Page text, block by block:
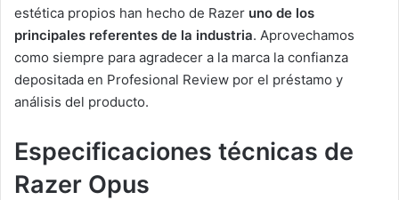
estética propios han hecho de Razer uno de los
principales referentes de la industria. Aprovechamos
como siempre para agradecer a la marca la confianza
depositada en Profesional Review por el préstamo y
análisis del producto.
Especificaciones técnicas de
Razer Opus